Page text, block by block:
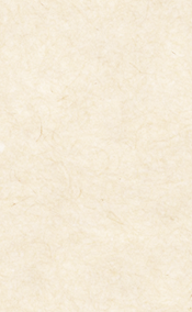
食育３歳児
2026年1月14日